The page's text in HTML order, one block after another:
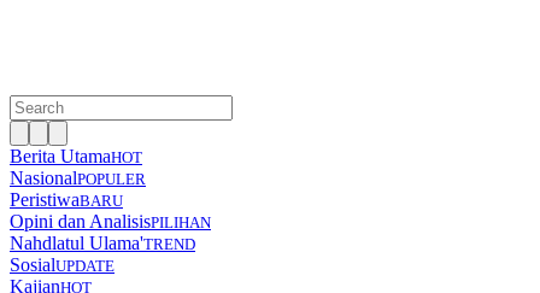
Berita UtamaHOT
NasionalPOPULER
PeristiwaBARU
Opini dan AnalisisPILIHAN
Nahdlatul Ulama'TREND
SosialUPDATE
KajianHOT